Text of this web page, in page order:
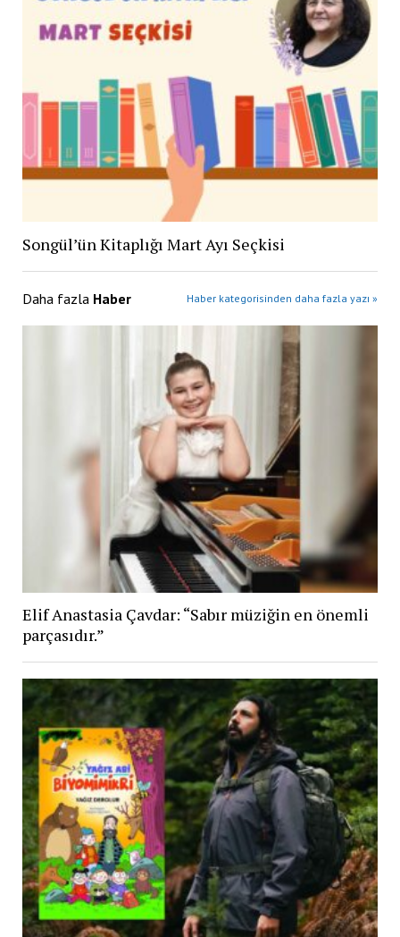
Songül’ün Kitaplığı Mart Ayı Seçkisi
Daha fazla Haber Haber kategorisinden daha fazla yazı »
Elif Anastasia Çavdar: “Sabır müziğin en önemli
parçasıdır.”